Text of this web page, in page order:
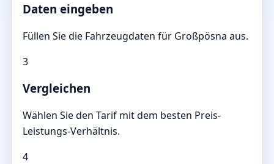
Daten eingeben
Füllen Sie die Fahrzeugdaten für Großpösna aus.
3
Vergleichen
Wählen Sie den Tarif mit dem besten Preis-
Leistungs-Verhältnis.
4